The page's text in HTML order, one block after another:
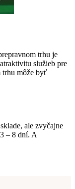
trhu je
služieb pre
trhu môže byť
ale zvyčajne
– 8 dní. A